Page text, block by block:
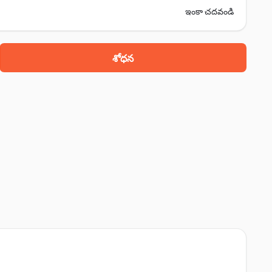
8, ఉదయపూర్, 313001
ఇంకా చదవండి
శోధన